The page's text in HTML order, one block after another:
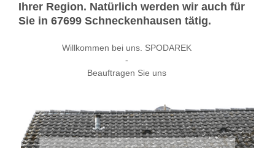
Ihrer Region. Natürlich werden wir auch für
Sie in 67699 Schneckenhausen tätig.
Willkommen bei uns. SPODAREK
-
Beauftragen Sie uns